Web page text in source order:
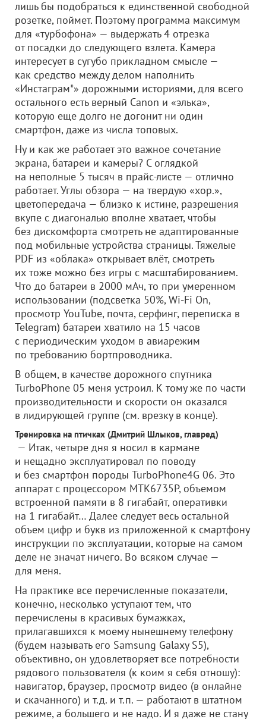
лишь бы подобраться к единственной свободной
розетке, поймет. Поэтому программа максимум
для «турбофона» — выдержать 4 отрезка
от посадки до следующего взлета. Камера
интересует в сугубо прикладном смысле —
как средство между делом наполнить
«Инстаграм*» дорожными историями, для всего
остального есть верный Canon и «элька»,
которую еще долго не догонит ни один
смартфон, даже из числа топовых.
Ну и как же работает это важное сочетание
экрана, батареи и камеры? С оглядкой
на неполные 5 тысяч в прайс-листе — отлично
работает. Углы обзора — на твердую «хор.»,
цветопередача — близко к истине, разрешения
вкупе с диагональю вполне хватает, чтобы
без дискомфорта смотреть не адаптированные
под мобильные устройства страницы. Тяжелые
PDF из «облака» открывает влёт, смотреть
их тоже можно без игры с масштабированием.
Что до батареи в 2000 мАч, то при умеренном
использовании (подсветка 50%, Wi-Fi On,
просмотр YouTube, почта, серфинг, переписка в
Telegram) батареи хватило на 15 часов
с периодическим уходом в авиарежим
по требованию бортпроводника.
В общем, в качестве дорожного спутника
TurboPhone 05 меня устроил. К тому же по части
производительности и скорости он оказался
в лидирующей группе (см. врезку в конце).
Тренировка на птичках (Дмитрий Шлыков, главред)
— Итак, четыре дня я носил в кармане
и нещадно эксплуатировал по поводу
и без смартфон породы TurboPhone4G 06. Это
аппарат с процессором MTK6735P, объемом
встроенной памяти в 8 гигабайт, оперативки
на 1 гигабайт… Далее следует весь остальной
объем цифр и букв из приложенной к смартфону
инструкции по эксплуатации, которые на самом
деле не значат ничего. Во всяком случае —
для меня.
На практике все перечисленные показатели,
конечно, несколько уступают тем, что
перечислены в красивых бумажках,
прилагавшихся к моему нынешнему телефону
(будем называть его Samsung Galaxy S5),
объективно, он удовлетворяет все потребности
рядового пользователя (к коим я себя отношу):
навигатор, браузер, просмотр видео (в онлайне
и скачанного) и т.д. и т.п. — работают в штатном
режиме, а большего и не надо. И я даже не стану